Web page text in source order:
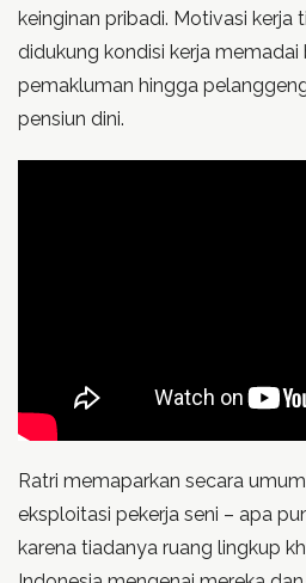
keinginan pribadi. Motivasi kerja
didukung kondisi kerja
pemakluman hingga
pensiun dini.
Ratri memaparkan secara
eksploitasi pekerja seni – apa
karena tiadanya ruang lingkup